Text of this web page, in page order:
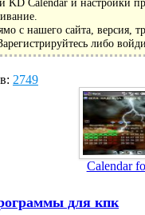
с нашего сайта, версия,
либо
2749
Calendar
для кпк